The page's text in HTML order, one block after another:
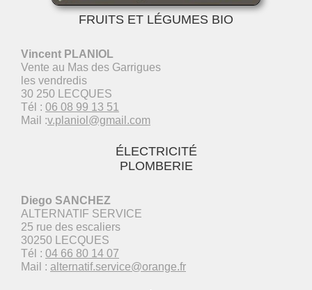
FRUITS ET LÉGUMES BIO
Vincent PLANIOL
Vente au Mas des Garrigues
les vendredis
30 250 LECQUES
Tél : 06 08 99 13 51
Mail :v.planiol@gmail.com
ÉLECTRICITÉ
PLOMBERIE
Diego SANCHEZ
ALTERNATIF SERVICE
25 rue des escaliers
30250 LECQUES
Tél : 04 66 80 14 07
Mail : alternatif.service@orange.fr